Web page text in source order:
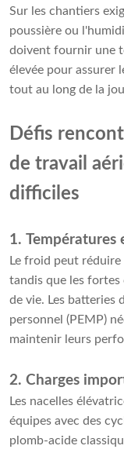
Sur les chantiers
poussière ou
doivent fournir une
élevée pour assurer
tout au long de la
Défis
de travail
difficiles
1. Températures
Le froid peut
tandis que les
de vie. Les batteries
personnel (PEMP)
maintenir leurs
2. Charges
Les nacelles
équipes avec des
plomb-acide